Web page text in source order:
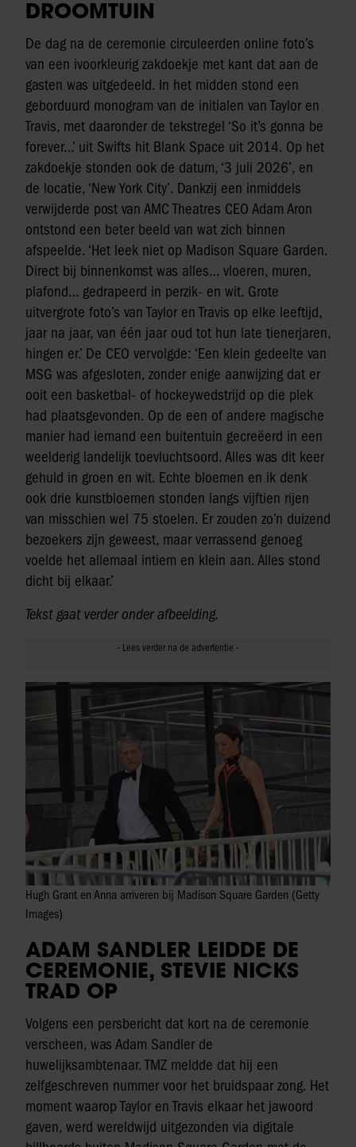
DROOMTUIN
De dag na de ceremonie circuleerden online foto’s
van een ivoorkleurig zakdoekje met kant dat aan de
gasten was uitgedeeld. In het midden stond een
geborduurd monogram van de initialen van Taylor en
Travis, met daaronder de tekstregel ‘So it’s gonna be
forever…’ uit Swifts hit Blank Space uit 2014. Op het
zakdoekje stonden ook de datum, ‘3 juli 2026’, en
de locatie, ‘New York City’. Dankzij een inmiddels
verwijderde post van AMC Theatres CEO Adam Aron
ontstond een beter beeld van wat zich binnen
afspeelde. ‘Het leek niet op Madison Square Garden.
Direct bij binnenkomst was alles… vloeren, muren,
plafond… gedrapeerd in perzik- en wit. Grote
uitvergrote foto’s van Taylor en Travis op elke leeftijd,
jaar na jaar, van één jaar oud tot hun late tienerjaren,
hingen er.’ De CEO vervolgde: ‘Een klein gedeelte van
MSG was afgesloten, zonder enige aanwijzing dat er
ooit een basketbal- of hockeywedstrijd op die plek
had plaatsgevonden. Op de een of andere magische
manier had iemand een buitentuin gecreëerd in een
weelderig landelijk toevluchtsoord. Alles was dit keer
gehuld in groen en wit. Echte bloemen en ik denk
ook drie kunstbloemen stonden langs vijftien rijen
van misschien wel 75 stoelen. Er zouden zo’n duizend
bezoekers zijn geweest, maar verrassend genoeg
voelde het allemaal intiem en klein aan. Alles stond
dicht bij elkaar.’
Tekst gaat verder onder afbeelding.
Hugh Grant en Anna arriveren bij Madison Square Garden (Getty
Images)
ADAM SANDLER LEIDDE DE
CEREMONIE, STEVIE NICKS
TRAD OP
Volgens een persbericht dat kort na de ceremonie
verscheen, was Adam Sandler de
huwelijksambtenaar. TMZ meldde dat hij een
zelfgeschreven nummer voor het bruidspaar zong. Het
moment waarop Taylor en Travis elkaar het jawoord
gaven, werd wereldwijd uitgezonden via digitale